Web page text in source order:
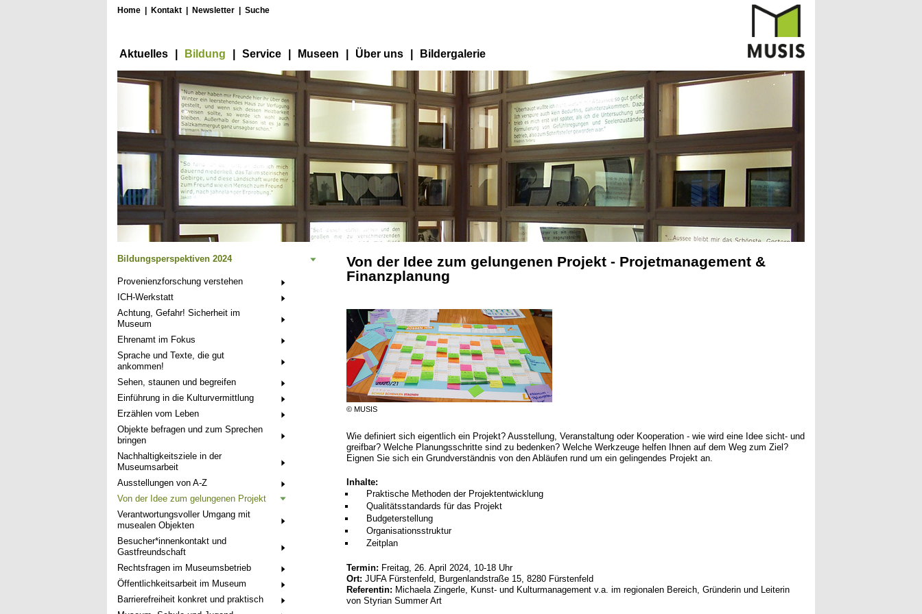
Home Kontakt Newsletter Suche
Aktuelles Bildung Service Museen Über uns Bildergalerie
Bildungsperspektiven 2024
Provenienzforschung verstehen
ICH-Werkstatt
Achtung, Gefahr! Sicherheit im
Museum
Ehrenamt im Fokus
Sprache und Texte, die gut
ankommen!
Sehen, staunen und begreifen
Einführung in die Kulturvermittlung
Erzählen vom Leben
Objekte befragen und zum Sprechen
bringen
Nachhaltigkeitsziele in der
Museumsarbeit
Ausstellungen von A-Z
Von der Idee zum gelungenen Projekt
Verantwortungsvoller Umgang mit
musealen Objekten
Besucher*innenkontakt und
Gastfreundschaft
Rechtsfragen im Museumsbetrieb
Öffentlichkeitsarbeit im Museum
Barrierefreiheit konkret und praktisch
Von der Idee zum gelungenen Projekt - Projetmanagement &
Finanzplanung
© MUSIS
Wie definiert sich eigentlich ein Projekt? Ausstellung, Veranstaltung oder Kooperation - wie wird eine Idee sicht- und
greifbar? Welche Planungsschritte sind zu bedenken? Welche Werkzeuge helfen Ihnen auf dem Weg zum Ziel?
Eignen Sie sich ein Grundverständnis von den Abläufen rund um ein gelingendes Projekt an.
Inhalte:
Praktische Methoden der Projektentwicklung
Qualitätsstandards für das Projekt
Budgeterstellung
Organisationsstruktur
Zeitplan
Termin: Freitag, 26. April 2024, 10-18 Uhr
Ort: JUFA Fürstenfeld, Burgenlandstraße 15, 8280 Fürstenfeld
Referentin: Michaela Zingerle, Kunst- und Kulturmanagement v.a. im regionalen Bereich, Gründerin und Leiterin
von Styrian Summer Art